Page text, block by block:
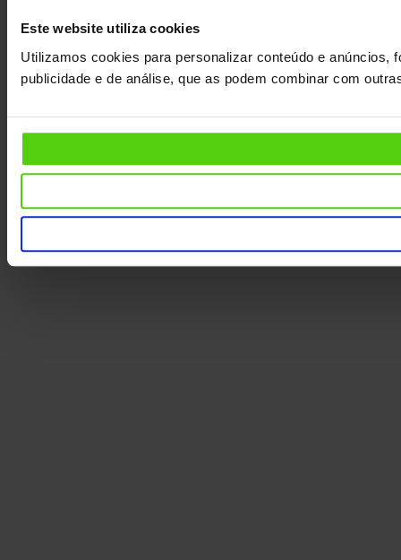
Este website utiliza cookies
Utilizamos cookies para personalizar conteúdo e
publicidade e de análise, que as podem combinar com